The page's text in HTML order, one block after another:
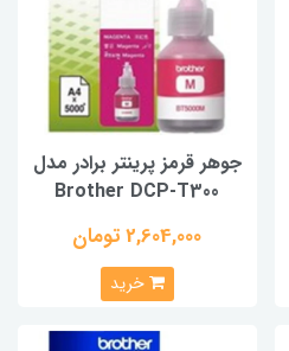
جوهر قرمز پرینتر برادر مدل
Brother DCP-T300
2,604,000 تومان
خرید